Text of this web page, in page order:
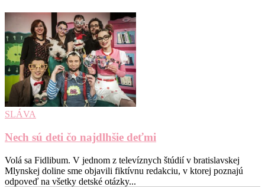
SLÁVA
Nech sú deti čo najdlhšie deťmi
Volá sa Fidlibum. V jednom z televíznych štúdií v bratislavskej
Mlynskej doline sme objavili fiktívnu redakciu, v ktorej poznajú
odpoveď na všetky detské otázky...